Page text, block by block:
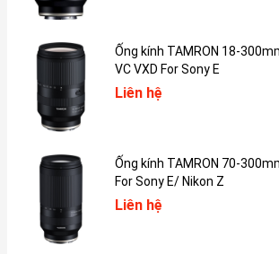
Ống kính TAMRON 18-300mm F3.5-6.3 Di III-A
VC VXD For Sony E
Liên hệ
Ống kính TAMRON 70-300mm F4.5-6.3 Di III RXD
For Sony E/ Nikon Z
Liên hệ